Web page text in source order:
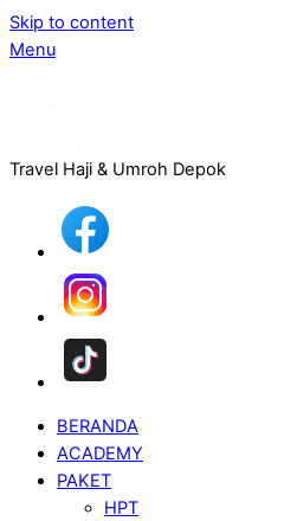
Skip to content
Menu
Travel Haji & Umroh Depok
BERANDA
ACADEMY
PAKET
HPT